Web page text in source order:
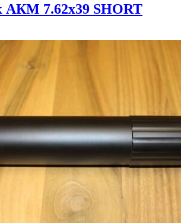
АКМ 7.62х39 SHORT